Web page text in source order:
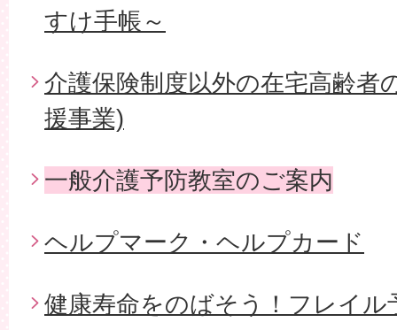
すけ手帳～
介護保険制度以外の在宅高齢者
援事業)
一般介護予防教室のご案内
ヘルプマーク・ヘルプカード
健康寿命をのばそう！フレイル